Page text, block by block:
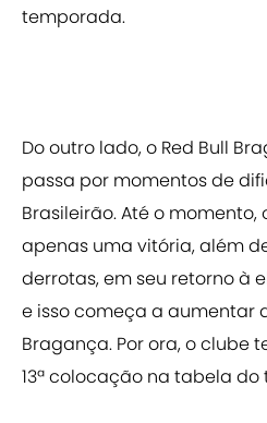
temporada.
Do outro lado, o Red Bull
passa por momentos de
Brasileirão. Até o
apenas uma vitória, além
derrotas, em seu retorno à
e isso começa a aumentar
Bragança. Por ora, o clube
13ª colocação na tabela do